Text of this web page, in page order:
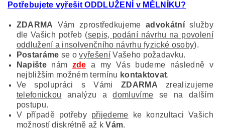
Potřebujete vyřešit ODDLUŽENÍ v MĚLNÍKU?
ZDARMA Vám zprostředkujeme advokátníslužby
dle Vašich potřeb (sepis, podání návrhu na povolení
oddlužení a insolvenčního návrhu fyzické osoby).
Postaráme se ovyřešeníVašeho požadavku.
Napištenám zde a my Vás budeme následně v
nejbližším možném termínu kontaktovat.
Ve spolupráci s Vámi ZDARMA zrealizujeme
telefonickou analýzu adomluvíme se na dalším
postupu.
V případě potřeby přijedeme ke konzultaci Vašich
možností diskrétně až kVám.